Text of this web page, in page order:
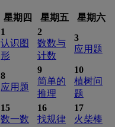
星期四 星期五 星期六
1
认识图
形
2
数数与
计数
3
应用题
8
应用题
9
简单的
推理
10
植树问
题
15
数一数
16
找规律
17
火柴棒